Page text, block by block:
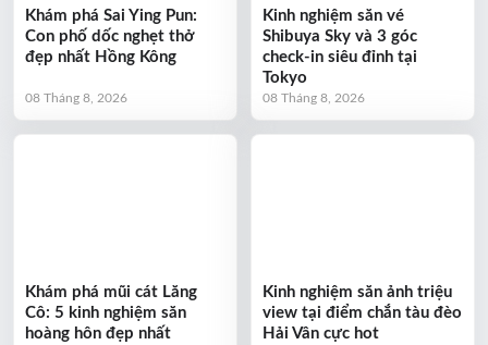
Khám phá Sai Ying Pun:
Con phố dốc nghẹt thở
đẹp nhất Hồng Kông
08 Tháng 8, 2026
Kinh nghiệm săn vé
Shibuya Sky và 3 góc
check-in siêu đỉnh tại
Tokyo
08 Tháng 8, 2026
Khám phá mũi cát Lăng
Cô: 5 kinh nghiệm săn
hoàng hôn đẹp nhất
Kinh nghiệm săn ảnh triệu
view tại điểm chắn tàu đèo
Hải Vân cực hot